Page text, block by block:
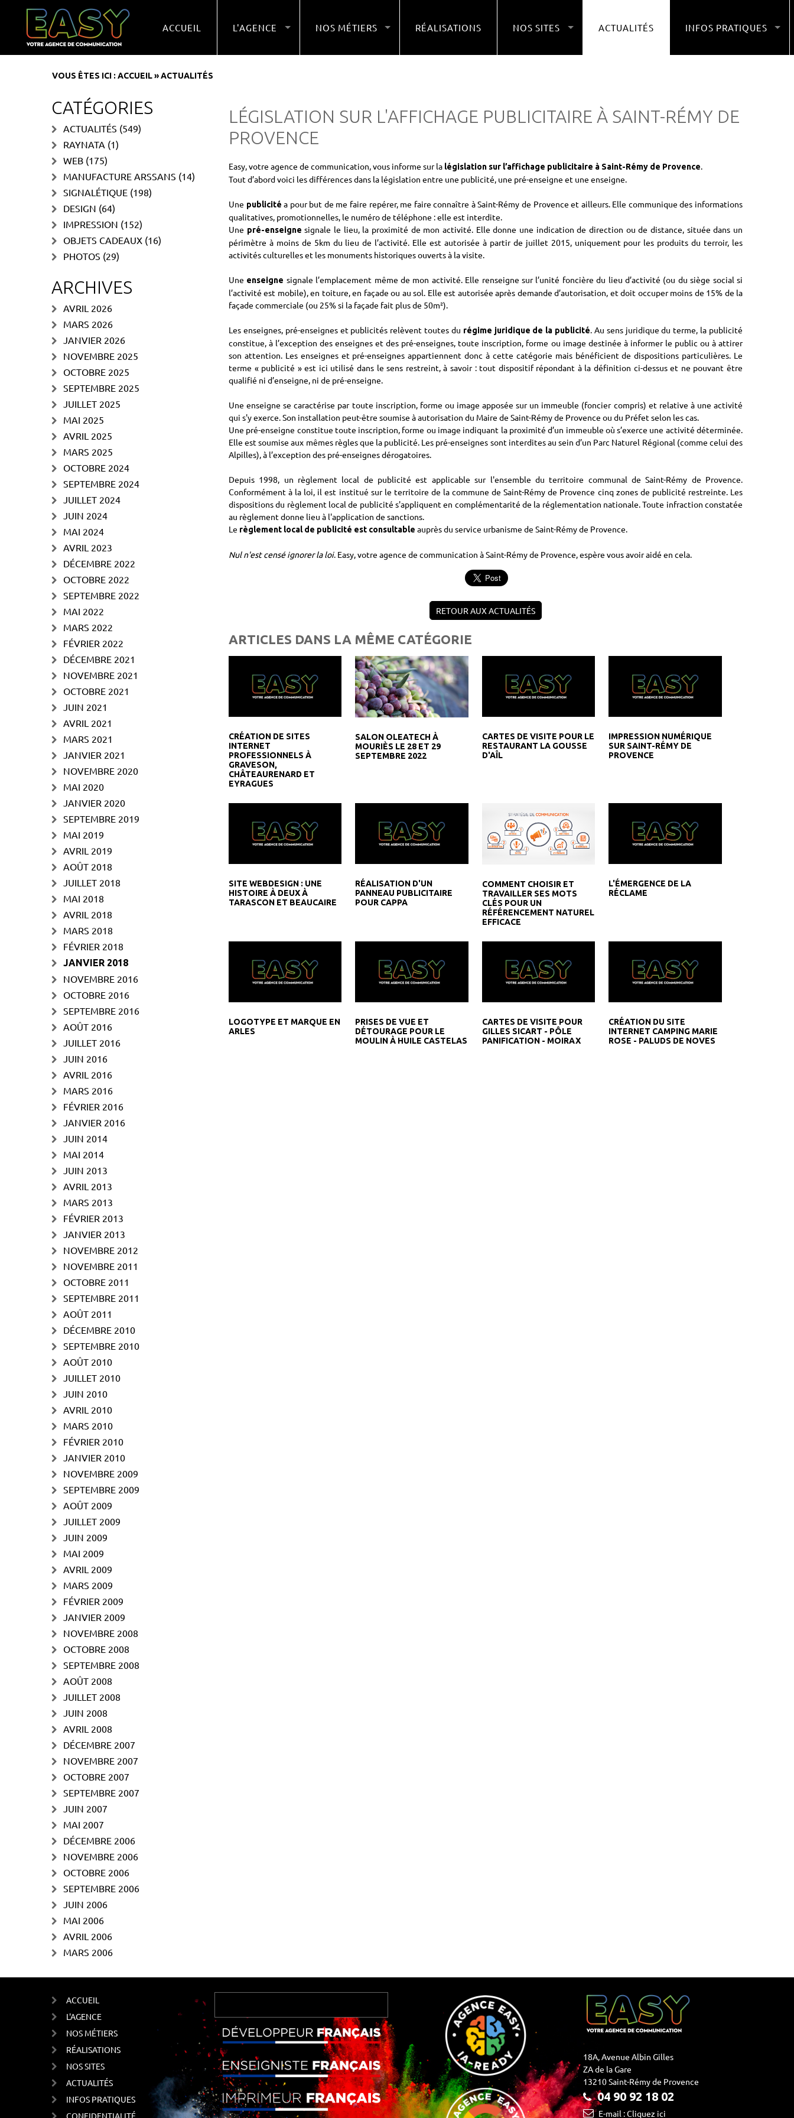
ACCUEIL L'AGENCE NOS MÉTIERS RÉALISATIONS NOS SITES ACTUALITÉS INFOS PRATIQUES
VOUS ÊTES ICI : ACCUEIL»ACTUALITÉS
LÉGISLATION SUR L'AFFICHAGE PUBLICITAIRE À SAINT-RÉMY DE
PROVENCE
Easy, votre agence de communication, vous informe sur la législation sur l’affichage publicitaire à Saint-Rémy de Provence.
Tout d’abord voici les différences dans la législation entre une publicité, une pré-enseigne et une enseigne.
Une publicité a pour but de me faire repérer, me faire connaître à Saint-Rémy de Provence et ailleurs. Elle communique des informations
qualitatives, promotionnelles, le numéro de téléphone : elle est interdite.
Une pré-enseigne signale le lieu, la proximité de mon activité. Elle donne une indication de direction ou de distance, située dans un
périmètre à moins de 5km du lieu de l’activité. Elle est autorisée à partir de juillet 2015, uniquement pour les produits du terroir, les
activités culturelles et les monuments historiques ouverts à la visite.
Une enseigne signale l’emplacement même de mon activité. Elle renseigne sur l’unité foncière du lieu d’activité (ou du siège social si
l’activité est mobile), en toiture, en façade ou au sol. Elle est autorisée après demande d’autorisation, et doit occuper moins de 15% de la
façade commerciale (ou 25% si la façade fait plus de 50m²).
Les enseignes, pré-enseignes et publicités relèvent toutes du régime juridique de la publicité. Au sens juridique du terme, la publicité
constitue, à l’exception des enseignes et des pré-enseignes, toute inscription, forme ou image destinée à informer le public ou à attirer
son attention. Les enseignes et pré-enseignes appartiennent donc à cette catégorie mais bénéficient de dispositions particulières. Le
terme « publicité » est ici utilisé dans le sens restreint, à savoir : tout dispositif répondant à la définition ci-dessus et ne pouvant être
qualifié ni d’enseigne, ni de pré-enseigne.
Une enseigne se caractérise par toute inscription, forme ou image apposée sur un immeuble (foncier compris) et relative à une activité
qui s'y exerce. Son installation peut-être soumise à autorisation du Maire de Saint-Rémy de Provence ou du Préfet selon les cas.
Une pré-enseigne constitue toute inscription, forme ou image indiquant la proximité d’un immeuble où s’exerce une activité déterminée.
Elle est soumise aux mêmes règles que la publicité. Les pré-enseignes sont interdites au sein d’un Parc Naturel Régional (comme celui des
Alpilles), à l’exception des pré-enseignes dérogatoires.
Depuis 1998, un règlement local de publicité est applicable sur l'ensemble du territoire communal de Saint-Rémy de Provence.
Conformément à la loi, il est institué sur le territoire de la commune de Saint-Rémy de Provence cinq zones de publicité restreinte. Les
dispositions du règlement local de publicité s'appliquent en complémentarité de la réglementation nationale. Toute infraction constatée
au règlement donne lieu à l'application de sanctions.
Le règlement local de publicité est consultable auprès du service urbanisme de Saint-Rémy de Provence.
Nul n'est censé ignorer la loi. Easy, votre agence de communication à Saint-Rémy de Provence, espère vous avoir aidé en cela.
RETOUR AUX ACTUALITÉS
ARTICLES DANS LA MÊME CATÉGORIE
CRÉATION DE SITES
INTERNET
PROFESSIONNELS À
GRAVESON,
CHÂTEAURENARD ET
EYRAGUES
SALON OLEATECH À
MOURIÈS LE 28 ET 29
SEPTEMBRE 2022
CARTES DE VISITE POUR LE
RESTAURANT LA GOUSSE
D'AÎL
IMPRESSION NUMÉRIQUE
SUR SAINT-RÉMY DE
PROVENCE
SITE WEBDESIGN : UNE
HISTOIRE À DEUX À
TARASCON ET BEAUCAIRE
RÉALISATION D'UN
PANNEAU PUBLICITAIRE
POUR CAPPA
COMMENT CHOISIR ET
TRAVAILLER SES MOTS
CLÉS POUR UN
RÉFÉRENCEMENT NATUREL
EFFICACE
L'ÉMERGENCE DE LA
RÉCLAME
LOGOTYPE ET MARQUE EN
ARLES
PRISES DE VUE ET
DÉTOURAGE POUR LE
MOULIN À HUILE CASTELAS
CARTES DE VISITE POUR
GILLES SICART - PÔLE
PANIFICATION - MOIRAX
CRÉATION DU SITE
INTERNET CAMPING MARIE
ROSE - PALUDS DE NOVES
CATÉGORIES
ACTUALITÉS (549)
RAYNATA (1)
WEB (175)
MANUFACTURE ARSSANS (14)
SIGNALÉTIQUE (198)
DESIGN (64)
IMPRESSION (152)
OBJETS CADEAUX (16)
PHOTOS (29)
ARCHIVES
AVRIL 2026
MARS 2026
JANVIER 2026
NOVEMBRE 2025
OCTOBRE 2025
SEPTEMBRE 2025
JUILLET 2025
MAI 2025
AVRIL 2025
MARS 2025
OCTOBRE 2024
SEPTEMBRE 2024
JUILLET 2024
JUIN 2024
MAI 2024
AVRIL 2023
DÉCEMBRE 2022
OCTOBRE 2022
SEPTEMBRE 2022
MAI 2022
MARS 2022
FÉVRIER 2022
DÉCEMBRE 2021
NOVEMBRE 2021
OCTOBRE 2021
JUIN 2021
AVRIL 2021
MARS 2021
JANVIER 2021
NOVEMBRE 2020
MAI 2020
JANVIER 2020
SEPTEMBRE 2019
MAI 2019
AVRIL 2019
AOÛT 2018
JUILLET 2018
MAI 2018
AVRIL 2018
MARS 2018
FÉVRIER 2018
JANVIER 2018
NOVEMBRE 2016
OCTOBRE 2016
SEPTEMBRE 2016
AOÛT 2016
JUILLET 2016
JUIN 2016
AVRIL 2016
MARS 2016
FÉVRIER 2016
JANVIER 2016
JUIN 2014
MAI 2014
JUIN 2013
AVRIL 2013
MARS 2013
FÉVRIER 2013
JANVIER 2013
NOVEMBRE 2012
NOVEMBRE 2011
OCTOBRE 2011
SEPTEMBRE 2011
AOÛT 2011
DÉCEMBRE 2010
SEPTEMBRE 2010
AOÛT 2010
JUILLET 2010
JUIN 2010
AVRIL 2010
MARS 2010
FÉVRIER 2010
JANVIER 2010
NOVEMBRE 2009
SEPTEMBRE 2009
AOÛT 2009
JUILLET 2009
JUIN 2009
MAI 2009
AVRIL 2009
MARS 2009
FÉVRIER 2009
JANVIER 2009
NOVEMBRE 2008
OCTOBRE 2008
SEPTEMBRE 2008
AOÛT 2008
JUILLET 2008
JUIN 2008
AVRIL 2008
DÉCEMBRE 2007
NOVEMBRE 2007
OCTOBRE 2007
SEPTEMBRE 2007
JUIN 2007
MAI 2007
DÉCEMBRE 2006
NOVEMBRE 2006
OCTOBRE 2006
SEPTEMBRE 2006
JUIN 2006
MAI 2006
AVRIL 2006
MARS 2006
ACCUEIL
L'AGENCE
NOS MÉTIERS
RÉALISATIONS
NOS SITES
ACTUALITÉS
INFOS PRATIQUES
CONFIDENTIALITÉ
18A, Avenue Albin Gilles
ZA de la Gare
13210 Saint-Rémy de Provence
04 90 92 18 02
E-mail : Cliquez ici